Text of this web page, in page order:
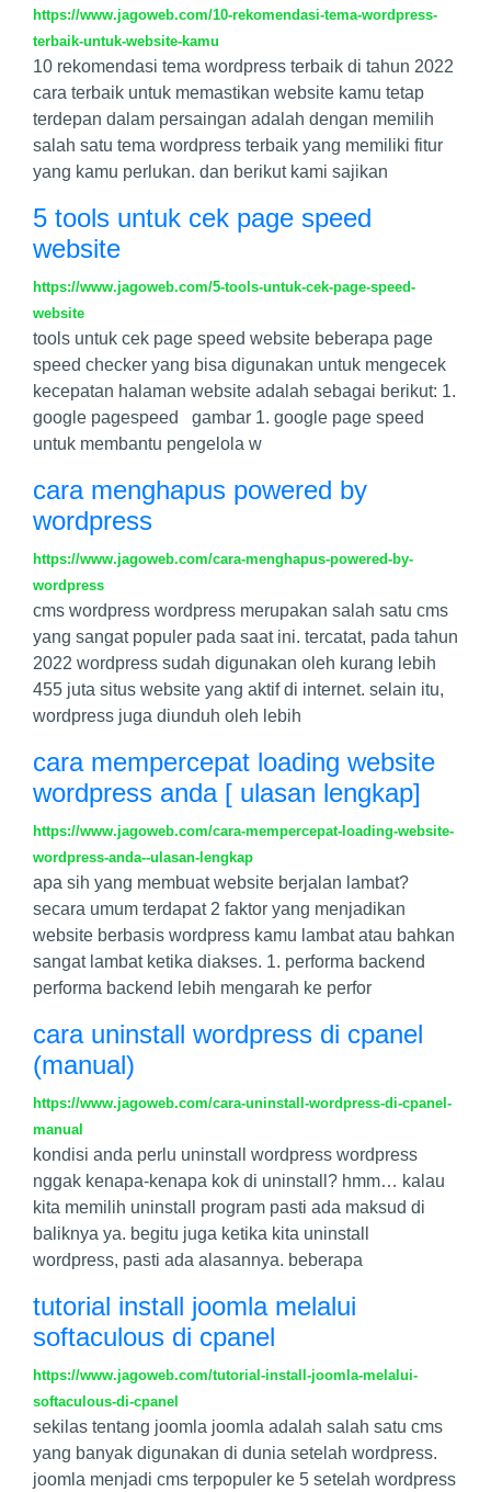
https://www.jagoweb.com/10-rekomendasi-tema-wordpress-
terbaik-untuk-website-kamu
10 rekomendasi tema wordpress terbaik di tahun 2022
cara terbaik untuk memastikan website kamu tetap
terdepan dalam persaingan adalah dengan memilih
salah satu tema wordpress terbaik yang memiliki fitur
yang kamu perlukan. dan berikut kami sajikan
5 tools untuk cek page speed
website
https://www.jagoweb.com/5-tools-untuk-cek-page-speed-
website
tools untuk cek page speed website beberapa page
speed checker yang bisa digunakan untuk mengecek
kecepatan halaman website adalah sebagai berikut: 1.
google pagespeed gambar 1. google page speed
untuk membantu pengelola w
cara menghapus powered by
wordpress
https://www.jagoweb.com/cara-menghapus-powered-by-
wordpress
cms wordpress wordpress merupakan salah satu cms
yang sangat populer pada saat ini. tercatat, pada tahun
2022 wordpress sudah digunakan oleh kurang lebih
455 juta situs website yang aktif di internet. selain itu,
wordpress juga diunduh oleh lebih
cara mempercepat loading website
wordpress anda [ ulasan lengkap]
https://www.jagoweb.com/cara-mempercepat-loading-website-
wordpress-anda--ulasan-lengkap
apa sih yang membuat website berjalan lambat?
secara umum terdapat 2 faktor yang menjadikan
website berbasis wordpress kamu lambat atau bahkan
sangat lambat ketika diakses. 1. performa backend
performa backend lebih mengarah ke perfor
cara uninstall wordpress di cpanel
(manual)
https://www.jagoweb.com/cara-uninstall-wordpress-di-cpanel-
manual
kondisi anda perlu uninstall wordpress wordpress
nggak kenapa-kenapa kok di uninstall? hmm… kalau
kita memilih uninstall program pasti ada maksud di
baliknya ya. begitu juga ketika kita uninstall
wordpress, pasti ada alasannya. beberapa
tutorial install joomla melalui
softaculous di cpanel
https://www.jagoweb.com/tutorial-install-joomla-melalui-
softaculous-di-cpanel
sekilas tentang joomla joomla adalah salah satu cms
yang banyak digunakan di dunia setelah wordpress.
joomla menjadi cms terpopuler ke 5 setelah wordpress